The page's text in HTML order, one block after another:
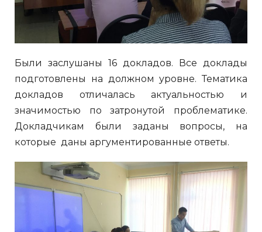
Были заслушаны 16 докладов. Все доклады
подготовлены на должном уровне. Тематика
докладов отличалась актуальностью и
значимостью по затронутой проблематике.
Докладчикам были заданы вопросы, на
которые даны аргументированные ответы.